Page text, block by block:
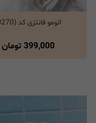
انتخاب گزینه ها
اتومو فانتزی کد (0270)
399,000 تومان